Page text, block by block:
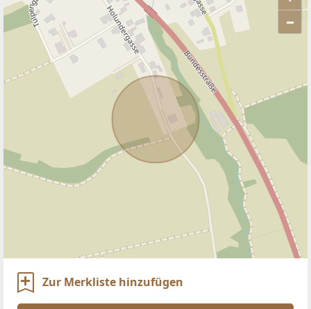
–
ANBIETER KONTAKTIEREN
Zur Merkliste hinzufügen